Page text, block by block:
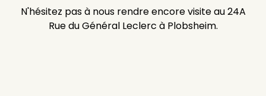
N'hésitez pas à nous rendre encore visite au 24A
Rue du Général Leclerc à Plobsheim.